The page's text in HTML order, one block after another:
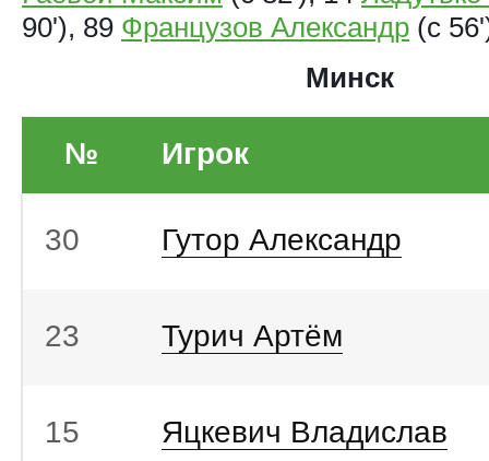
90'), 89 Французов Александр (с
Минск
№ Игрок
30 Гутор Александр
23 Турич Артём
15 Яцкевич Владислав